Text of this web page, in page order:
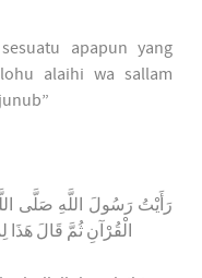
apapun yang
alaihi wa sallam
رَأَيْتُ رَسُولَ اللَّهِ صَلَّى
الْقُرْآنِ ثُمَّ قَالَ هَذَا